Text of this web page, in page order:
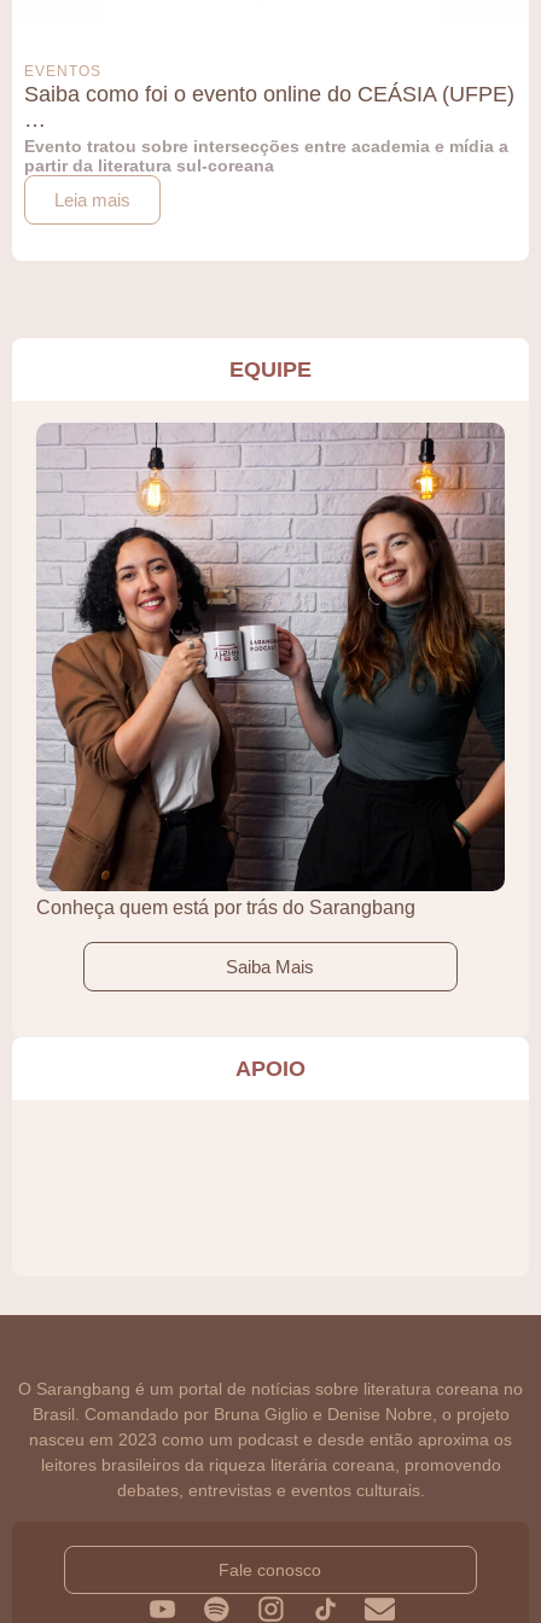
EVENTOS
Saiba como foi o evento online do CEÁSIA (UFPE)
…
Evento tratou sobre intersecções entre academia e mídia a
partir da literatura sul-coreana
Leia mais
EQUIPE
Conheça quem está por trás do Sarangbang
Saiba Mais
APOIO
O Sarangbang é um portal de notícias sobre literatura coreana no
Brasil. Comandado por Bruna Giglio e Denise Nobre, o projeto
nasceu em 2023 como um podcast e desde então aproxima os
leitores brasileiros da riqueza literária coreana, promovendo
debates, entrevistas e eventos culturais.
Fale conosco